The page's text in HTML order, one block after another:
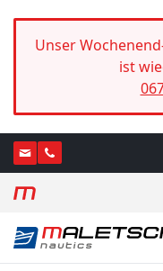
Unser
ist